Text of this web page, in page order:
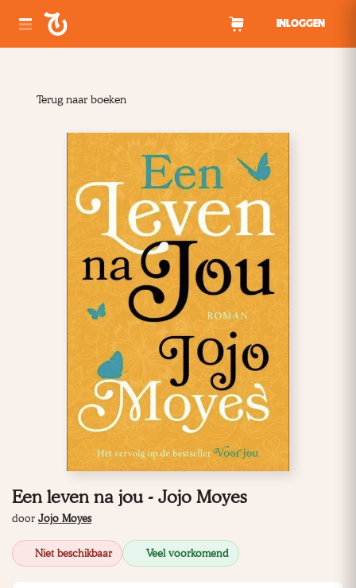
INLOGGEN
Terug naar boeken
Een leven na jou - Jojo Moyes
door Jojo Moyes
Niet beschikbaar Veel voorkomend